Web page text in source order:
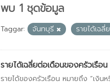
พบ 1 ชุดข้อมูล
Taggar: จันทบุรี รายได้เฉลี่ย
รายได้เฉลี่ยต่อเดือนของครัวเรื
รายได้ของครัวเรือน หมายถึง “เงิ